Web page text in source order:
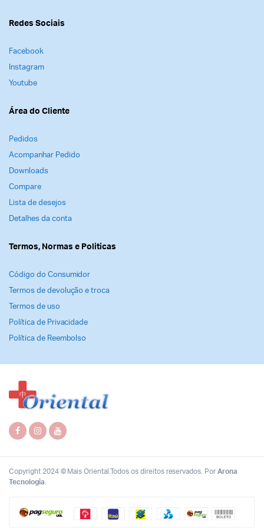
Esta gravação está disponível apenas no formato
da gravação – ela está disponível para você
assistir como um curso através de sua conta.
Redes Sociais
Facebook
Instagram
Youtube
Área do Cliente
Pedidos
Acompanhar Pedido
Downloads
Compare
Lista de desejos
Detalhes da conta
Termos, Normas e Politicas
Código do Consumidor
Termos de devolução e troca
Termos de uso
Política de Privacidade
Política de Reembolso
Copyright 2024 © Mais Oriental.Todos os direitos reservados. PorArona
Tecnologia